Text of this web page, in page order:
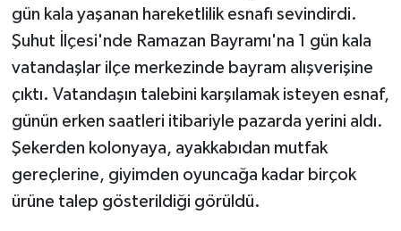
gün kala yaşanan hareketlilik esnafı sevindirdi.
Şuhut İlçesi'nde Ramazan Bayramı'na 1 gün kala
vatandaşlar ilçe merkezinde bayram alışverişine
çıktı. Vatandaşın talebini karşılamak isteyen esnaf,
günün erken saatleri itibariyle pazarda yerini aldı.
Şekerden kolonyaya, ayakkabıdan mutfak
gereçlerine, giyimden oyuncağa kadar birçok
ürüne talep gösterildiği görüldü.